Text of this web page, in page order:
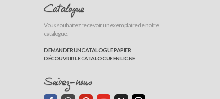
Catalogue
Vous souhaitez recevoir un exemplaire de notre
catalogue.
DEMANDER UN CATALOGUE PAPIER
DÉCOUVRIR LE CATALOGUE EN LIGNE
Suivez-nous